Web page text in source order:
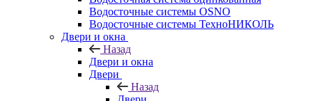
Водосточные системы OSNO
Водосточные системы ТехноНИКОЛЬ
Двери и окна
Назад
Двери и окна
Двери
Назад